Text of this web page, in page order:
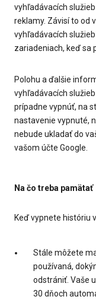
vyhľadávacích
reklamy. Závisí to od
vyhľadávacích
zariadeniach, keď sa
Polohu a ďalšie
vyhľadávacích
prípadne vypnúť, na
nastavenie vypnuté,
nebude ukladať do
vašom účte Google.
Na čo treba pamätať
Keď vypnete históriu
Stále môžete
používaná,
odstrániť. Vaše
30 dňoch